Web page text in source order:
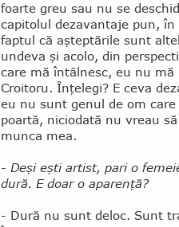
foarte greu sau nu se
capitolul dezavantaje pun,
faptul că aşteptările sunt
undeva şi acolo, din
care mă întâlnesc, eu nu
Croitoru. Înţelegi? E ceva
eu nu sunt genul de om
poartă, ni­cio­dată nu vreau
munca mea.
- Deşi eşti artist, pari o
dură. E doar o aparenţă?
- Dură nu sunt deloc. Sunt